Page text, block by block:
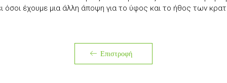
όσοι έχουμε μια άλλη άποψη για το ύφος και το ήθος των
Επιστροφή